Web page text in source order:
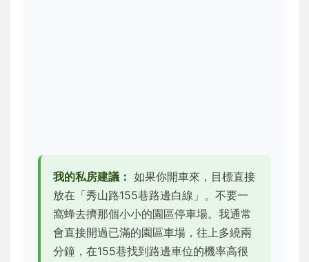
我的私房建議： 如果你開車來，目標直接
放在「秀山路155巷路邊白線」。不要一
窩蜂去擠那個小小的園區停車場。我通常
會直接開過已滿的園區車場，往上多繞兩
分鐘，在155巷找到路邊車位的機率高很